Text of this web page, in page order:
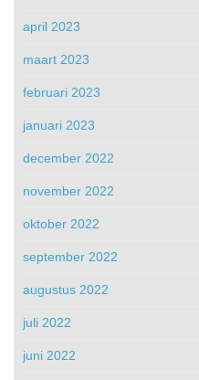
april 2023
maart 2023
februari 2023
januari 2023
december 2022
november 2022
oktober 2022
september 2022
augustus 2022
juli 2022
juni 2022